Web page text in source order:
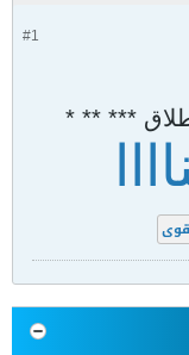
#1
*** ** *